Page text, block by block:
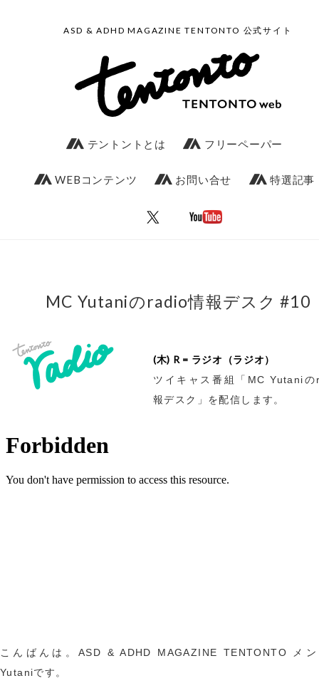
ASD & ADHD MAGAZINE TENTONTO 公式サイト
テントントとは フリーペーパー
WEBコンテンツ お問い合せ 特選記事
MC Yutaniのradio情報デスク #10
(木) R = ラジオ（ラジオ）
ツイキャス番組「MC Yutani
報デスク」を配信します。
こんばんは。ASD & ADHD MAGAZINE TENTONTO メ
Yutaniです。